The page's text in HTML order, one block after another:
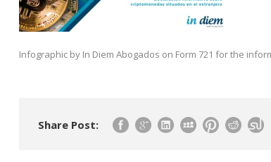
Infographic by In Diem Abogados on Form 721 for the
Share Post: